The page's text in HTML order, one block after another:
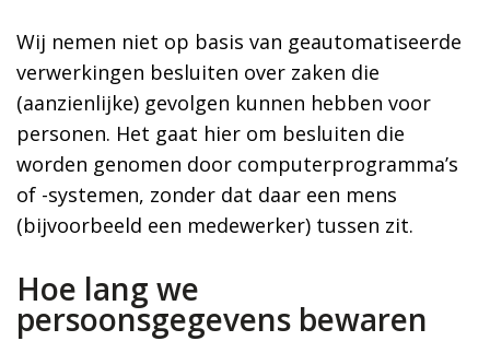
Wij nemen niet op basis van geautomatiseerde
verwerkingen besluiten over zaken die
(aanzienlijke) gevolgen kunnen hebben voor
personen. Het gaat hier om besluiten die
worden genomen door computerprogramma’s
of -systemen, zonder dat daar een mens
(bijvoorbeeld een medewerker) tussen zit.
Hoe lang we
persoonsgegevens bewaren